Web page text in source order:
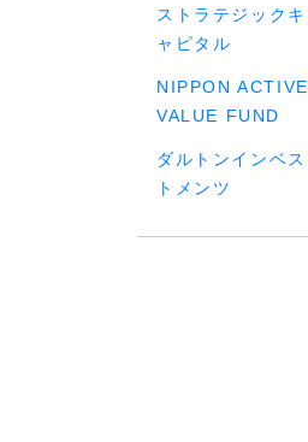
ストラテジックキ
ャピタル
NIPPON ACTIVE
VALUE FUND
ダルトンインベス
トメンツ